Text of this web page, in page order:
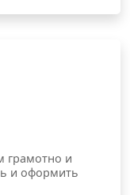
грамотно и
и оформить